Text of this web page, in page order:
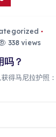
338 views
吗？
得马尼拉护照